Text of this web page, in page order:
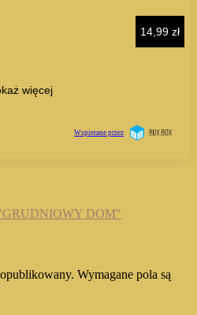
DOM"
Wymagane pola są